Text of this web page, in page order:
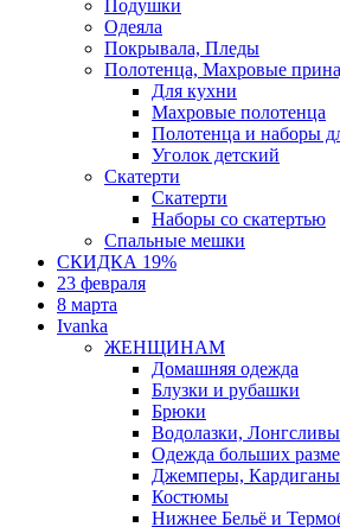
Подушки
Одеяла
Покрывала, Пледы
Полотенца, Махровые
Для кухни
Махровые полотенца
Полотенца и наборы
Уголок детский
Скатерти
Скатерти
Наборы со скатертью
Спальные мешки
СКИДКА 19%
23 февраля
8 марта
Ivanka
ЖЕНЩИНАМ
Домашняя одежда
Блузки и рубашки
Брюки
Водолазки, Лонгсливы
Одежда больших
Джемперы, Кардиганы
Костюмы
Нижнее Бельё и